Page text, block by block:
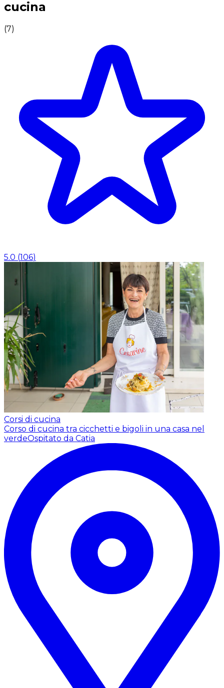
cucina
(7)
5.0 (106)
Corsi di cucina
Corso di cucina tra cicchetti e bigoli in una casa nel
verdeOspitato da Catia